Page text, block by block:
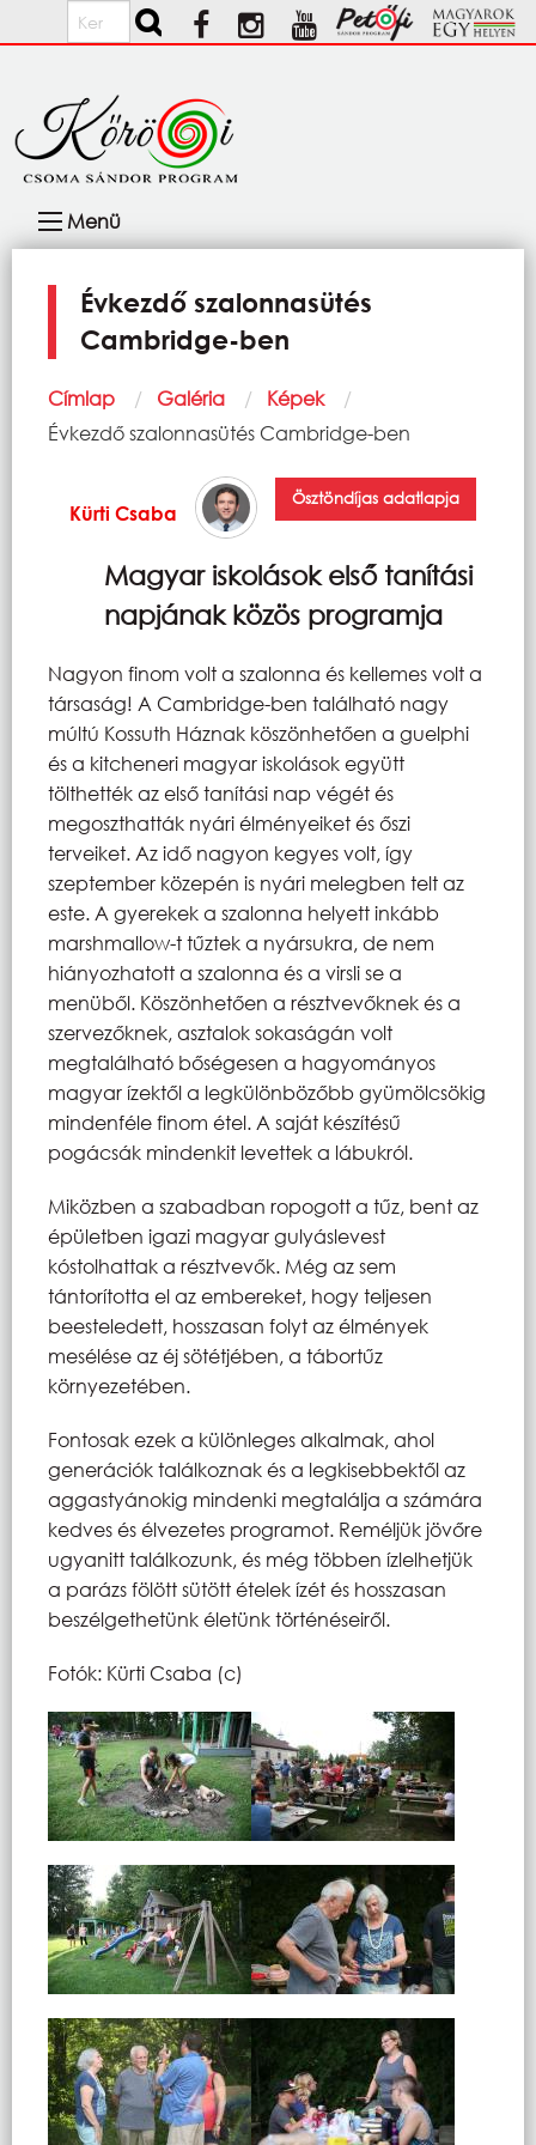
Ugrás a tartalomra
Keresés
navigáció
Menü
Évkezdő szalonnasütés
Cambridge-ben
Morzsa
Címlap Galéria
Képek
Current:
Évkezdő szalonnasütés Cambridge-ben
Kürti Csaba
Ösztöndíjas adatlapja
Magyar iskolások első tanítási
napjának közös programja
Nagyon finom volt a szalonna és kellemes volt a
társaság! A Cambridge-ben található nagy
múltú Kossuth Háznak köszönhetően a guelphi
és a kitcheneri magyar iskolások együtt
tölthették az első tanítási nap végét és
megoszthatták nyári élményeiket és őszi
terveiket. Az idő nagyon kegyes volt, így
szeptember közepén is nyári melegben telt az
este. A gyerekek a szalonna helyett inkább
marshmallow-t tűztek a nyársukra, de nem
hiányozhatott a szalonna és a virsli se a
menüből. Köszönhetően a résztvevőknek és a
szervezőknek, asztalok sokaságán volt
megtalálható bőségesen a hagyományos
magyar ízektől a legkülönbözőbb gyümölcsökig
mindenféle finom étel. A saját készítésű
pogácsák mindenkit levettek a lábukról.
Miközben a szabadban ropogott a tűz, bent az
épületben igazi magyar gulyáslevest
kóstolhattak a résztvevők. Még az sem
tántorította el az embereket, hogy teljesen
beesteledett, hosszasan folyt az élmények
mesélése az éj sötétjében, a tábortűz
környezetében.
Fontosak ezek a különleges alkalmak, ahol
generációk találkoznak és a legkisebbektől az
aggastyánokig mindenki megtalálja a számára
kedves és élvezetes programot. Reméljük jövőre
ugyanitt találkozunk, és még többen ízlelhetjük
a parázs fölött sütött ételek ízét és hosszasan
beszélgethetünk életünk történéseiről.
Fotók: Kürti Csaba (c)